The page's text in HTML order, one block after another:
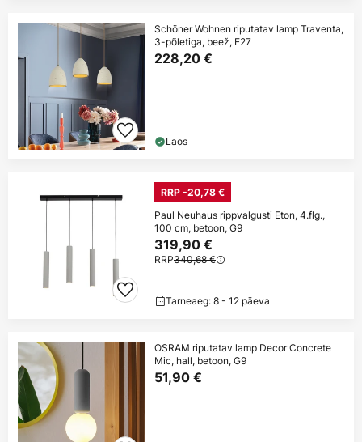
Schöner Wohnen riputatav lamp Traventa,
3-põletiga, beež, E27
228,20 €
Laos
RRP -20,78 €
Paul Neuhaus rippvalgusti Eton, 4.flg.,
100 cm, betoon, G9
319,90 €
RRP340,68 €
Tarneaeg: 8 - 12 päeva
OSRAM riputatav lamp Decor Concrete
Mic, hall, betoon, G9
51,90 €